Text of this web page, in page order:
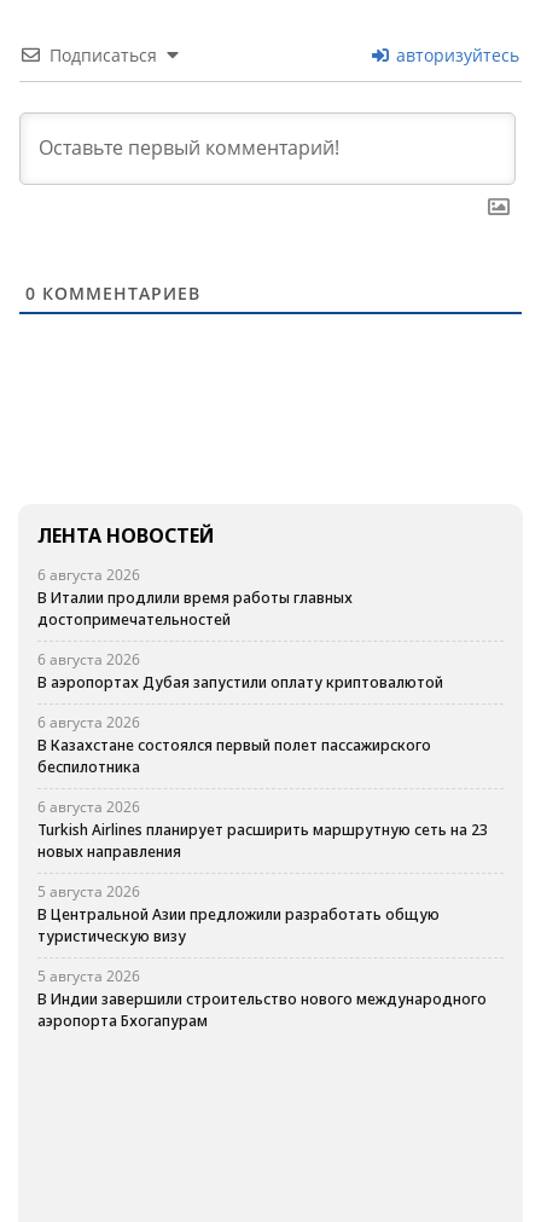
Подписаться авторизуйтесь
0 КОММЕНТАРИЕВ
ЛЕНТА НОВОСТЕЙ
6 августа 2026
В Италии продлили время работы главных
достопримечательностей
6 августа 2026
В аэропортах Дубая запустили оплату криптовалютой
6 августа 2026
В Казахстане состоялся первый полет пассажирского
беспилотника
6 августа 2026
Turkish Airlines планирует расширить маршрутную сеть на 23
новых направления
5 августа 2026
В Центральной Азии предложили разработать общую
туристическую визу
5 августа 2026
В Индии завершили строительство нового международного
аэропорта Бхогапурам